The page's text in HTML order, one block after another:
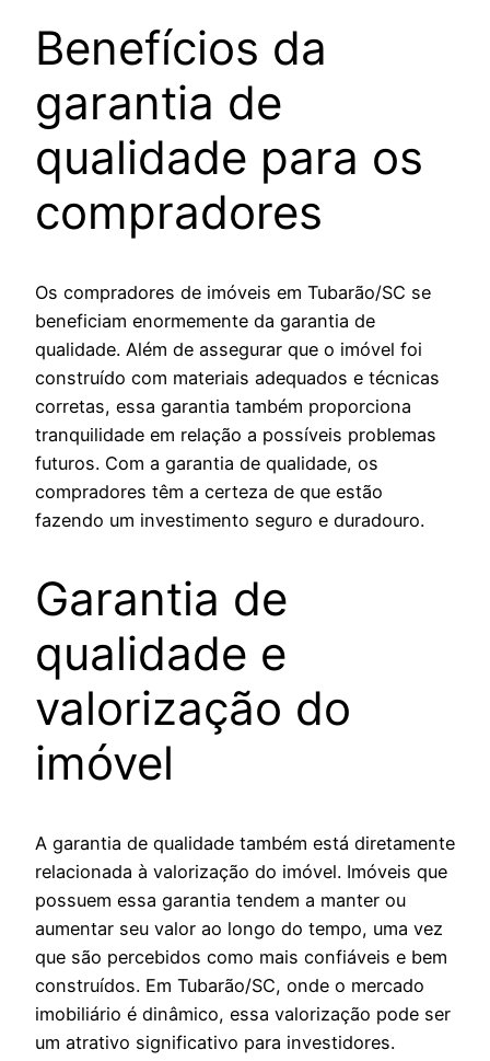
Benefícios da
garantia de
qualidade para os
compradores
Os compradores de imóveis em Tubarão/SC se
beneficiam enormemente da garantia de
qualidade. Além de assegurar que o imóvel foi
construído com materiais adequados e técnicas
corretas, essa garantia também proporciona
tranquilidade em relação a possíveis problemas
futuros. Com a garantia de qualidade, os
compradores têm a certeza de que estão
fazendo um investimento seguro e duradouro.
Garantia de
qualidade e
valorização do
imóvel
A garantia de qualidade também está diretamente
relacionada à valorização do imóvel. Imóveis que
possuem essa garantia tendem a manter ou
aumentar seu valor ao longo do tempo, uma vez
que são percebidos como mais confiáveis e bem
construídos. Em Tubarão/SC, onde o mercado
imobiliário é dinâmico, essa valorização pode ser
um atrativo significativo para investidores.